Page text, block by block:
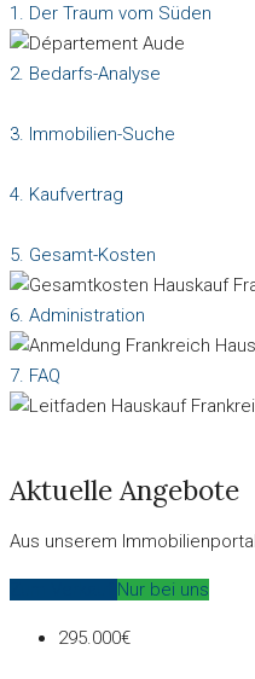
1. Der Traum vom Süden
2. Bedarfs-Analyse
3. Immobilien-Suche
4. Kaufvertrag
5. Gesamt-Kosten
6. Administration
7. FAQ
Aktuelle Angebote
Aus unserem Immobilienportal
Nur bei uns
295.000€